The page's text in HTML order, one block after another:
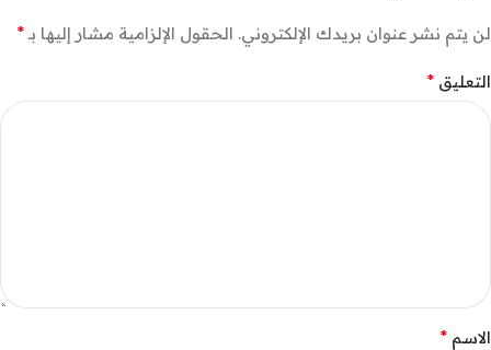
لن يتم نشر عنوان بريدك الإلكتروني. الحقول الإلزامية مشار إليها بـ*
التعليق *
الاسم *